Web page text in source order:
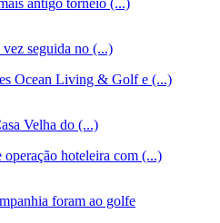
antigo torneio (...)
vez seguida no (...)
Ocean Living & Golf e (...)
Velha do (...)
hoteleira com (...)
foram ao golfe